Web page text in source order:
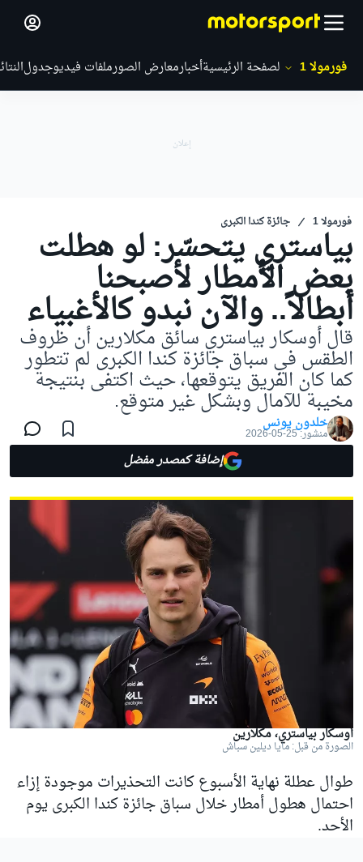
فورمولا 1 الصفحة الرئيسيةأخبارمعارض الصورملفات فيديوجدول
فورمولا 1 جائزة كندا الكبرى
بياستري يتحسّر: لو هطلت
بعض الأمطار لأصبحنا
أبطالاً.. والآن نبدو كالأغبياء
قال أوسكار بياستري سائق مكلارين أن ظروف
الطقس في سباق جائزة كندا الكبرى لم تتطور
كما كان الفريق يتوقعها، حيث اكتفى بنتيجة
مخيبة للآمال وبشكل غير متوقع.
خلدون يونس
منشور:25-05-2026
إضافة كمصدر مفضل
أوسكار بياستري، مكلارين
الصورة من قبل: مايا ديلين سباش
طوال عطلة نهاية الأسبوع كانت التحذيرات موجودة إزاء
احتمال هطول أمطار خلال سباق جائزة كندا الكبرى يوم
الأحد.